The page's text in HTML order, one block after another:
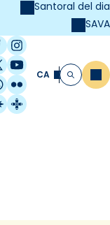
Santoral del dia
SAVA
Instagram
Twitter
YouTube
Flickr
Estel
Catalunya
CA Cerca